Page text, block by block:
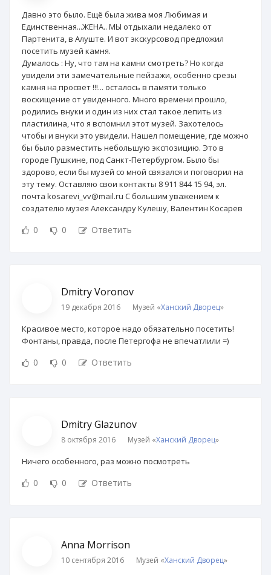
Давно это было. Ещё была жива моя Любимая и
Единственная...ЖЕНА.. МЫ отдыхали недалеко от
Партенита, в Алуште. И вот экскурсовод предложил
посетить музей камня.
Думалось : Ну, что там на камни смотреть? Но когда
увидели эти замечательные пейзажи, особенно срезы
камня на просвет !!!... осталось в памяти только
восхищение от увиденного. Много времени прошло,
родились внуки и один из них стал такое лепить из
пластилина, что я вспомнил этот музей. Захотелось
чтобы и внуки это увидели. Нашел помещение, где можно
бы было разместить небольшую экспозицию. Это в
городе Пушкине, под Санкт-Петербургом. Было бы
здорово, если бы музей со мной связался и поговорил на
эту тему. Оставляю свои контакты 8 911 844 15 94, эл.
почта kosarevi_vv@mail.ru C большим уважением к
создателю музея Александру Кулешу, Валентин Косарев
0 0 Ответить
Dmitry Voronov
19 декабря 2016 Музей «Ханский Дворец»
Красивое место, которое надо обязательно посетить!
Фонтаны, правда, после Петергофа не впечатлили =)
0 0 Ответить
Dmitry Glazunov
8 октября 2016 Музей «Ханский Дворец»
Ничего особенного, раз можно посмотреть
0 0 Ответить
Anna Morrison
10 сентября 2016 Музей «Ханский Дворец»